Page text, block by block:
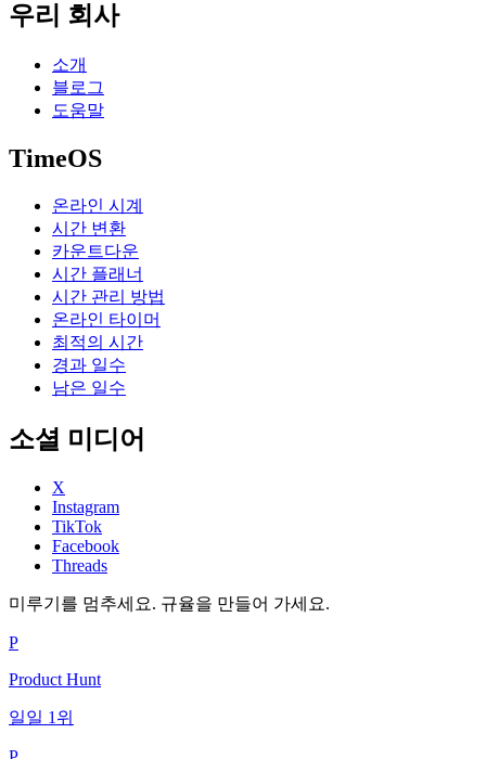
우리 회사
소개
블로그
도움말
TimeOS
온라인 시계
시간 변환
카운트다운
시간 플래너
시간 관리 방법
온라인 타이머
최적의 시간
경과 일수
남은 일수
소셜 미디어
X
Instagram
TikTok
Facebook
Threads
미루기를 멈추세요. 규율을 만들어 가세요.
P
Product Hunt
일일 1위